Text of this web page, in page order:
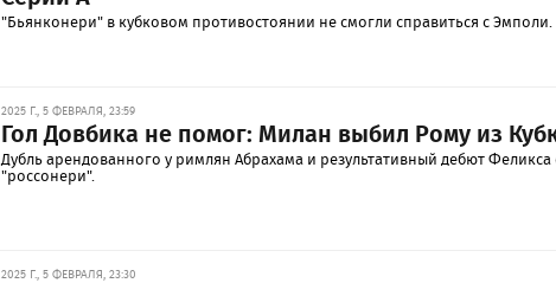
"Бьянконери" в кубковом противостоянии не смогли справиться с Эмполи.
2025 Г., 5 ФЕВРАЛЯ, 23:59
Гол Довбика не помог: Милан выбил Рому из
Дубль арендованного у римлян Абрахама и результативный дебют
"россонери".
2025 Г., 5 ФЕВРАЛЯ, 23:30